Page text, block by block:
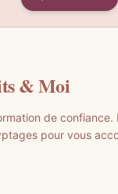
& Moi
de confiance.
pour vous